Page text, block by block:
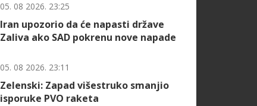
05. 08 2026. 23:25
Iran upozorio da će napasti države
Zaliva ako SAD pokrenu nove napade
05. 08 2026. 23:11
Zelenski: Zapad višestruko smanjio
isporuke PVO raketa